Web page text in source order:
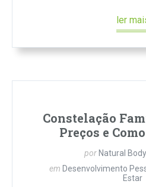
ler
Constelação
Preços e
por Natural
em Desenvolvimento
Estar